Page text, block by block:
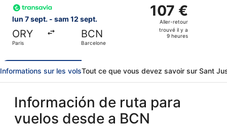
a
7
heures
lun 7 sept. - sam 12 sept.
ORY
Paris
BCN
Barcelone
107 €
Aller-
retour,
trouvé
a
107 €
Aller-retour
trouvé il y a
9 heures
Informations sur les volsTout ce que vous devez savoir sur Sant
Información de ruta para
vuelos desde a BCN